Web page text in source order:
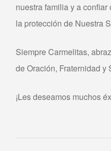
nuestra familia y a
la protección de Nuestra
Siempre Carmelitas,
de Oración, Fraternidad y
¡Les deseamos muchos